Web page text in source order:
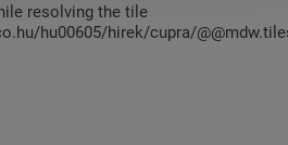
resolving the tile
hu00605/hirek/cupra/